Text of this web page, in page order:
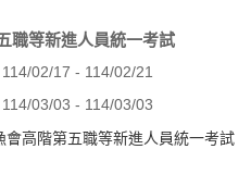
職等新進人員統一考試
114/02/17 - 114/02/21
114/03/03 - 114/03/03
會高階第五職等新進人員統一考試